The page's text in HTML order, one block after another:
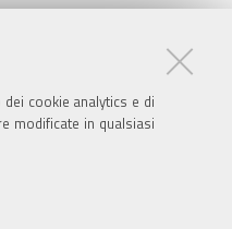
cookie analytics e di
modificate in qualsiasi